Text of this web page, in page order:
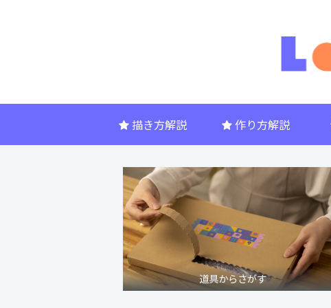
描き方解説 作り方解説
道具からさがす